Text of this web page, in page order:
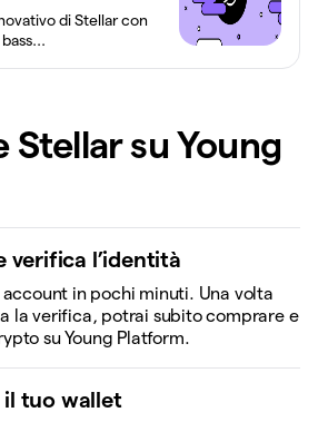
di Stellar con
Stellar su Young
verifica l’identità
in pochi minuti. Una volta
la verifica, potrai subito comprare e
su Young Platform.
il tuo wallet